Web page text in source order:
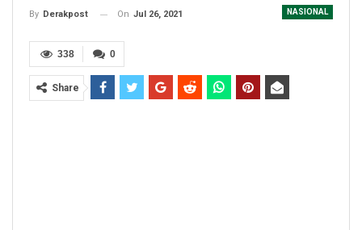
NASIONAL
By Derakpost On Jul 26, 2021
0
338
Share